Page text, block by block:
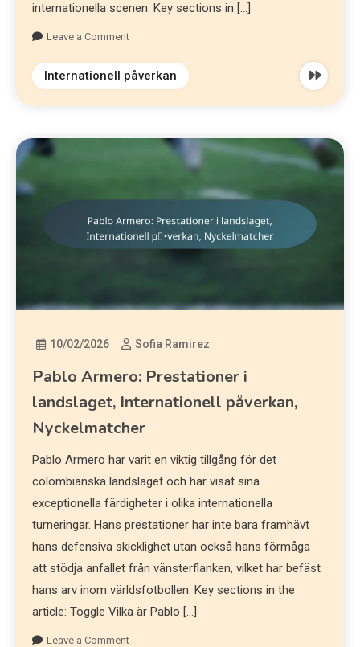
internationella scenen. Key sections in […]
Leave a Comment
Internationell påverkan
10/02/2026 Sofia Ramirez
Pablo Armero: Prestationer i
landslaget, Internationell påverkan,
Nyckelmatcher
Pablo Armero har varit en viktig tillgång för det
colombianska landslaget och har visat sina
exceptionella färdigheter i olika internationella
turneringar. Hans prestationer har inte bara framhävt
hans defensiva skicklighet utan också hans förmåga
att stödja anfallet från vänsterflanken, vilket har befäst
hans arv inom världsfotbollen. Key sections in the
article: Toggle Vilka är Pablo […]
Leave a Comment